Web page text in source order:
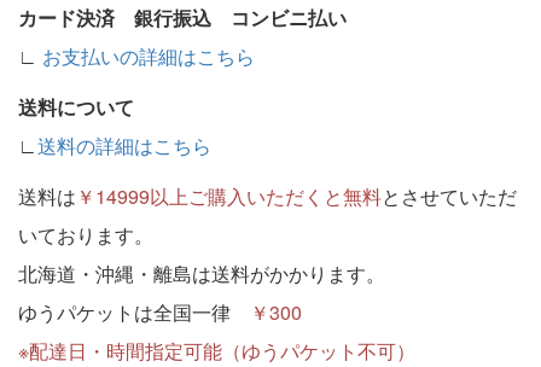
カード決済 銀行振込 コンビニ払い
∟ お支払いの詳細はこちら
送料について
∟送料の詳細はこちら
送料は ￥14999以上ご購入いただくと無料とさせていただ
いております。
北海道・沖縄・離島は送料がかかります。
ゆうパケットは全国一律
￥300
※配達日・時間指定可能（ゆうパケット不可）